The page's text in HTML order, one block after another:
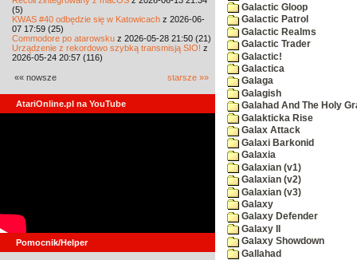
(5)
KWAS #40 odbędzie się w Katowicach z 2026-06-
07 17:59 (25)
Commodore po atarowsku z 2026-05-28 21:50 (21)
Urządzenie z rekordowo szybką transmisją SIO! z
2026-05-24 20:57 (116)
«« nowsze starsze »»
AtariOnline.pl na YouTube
Pomocnik/Helper
Galactic Gloop
Galactic Patrol
Galactic Realms
Galactic Trader
Galactic!
Galactica
Galaga
Galagish
Galahad And The Holy
Galakticka Rise
Galax Attack
Galaxi Barkonid
Galaxia
Galaxian (v1)
Galaxian (v2)
Galaxian (v3)
Galaxy
Galaxy Defender
Galaxy II
Galaxy Showdown
Gallahad